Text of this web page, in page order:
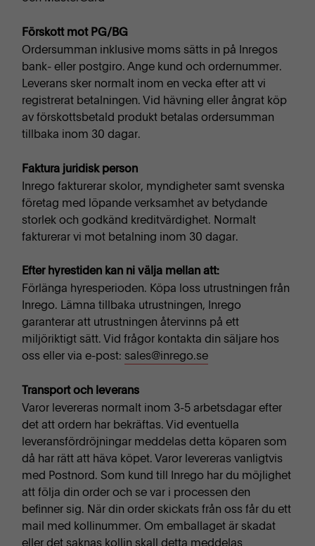
Förskott mot PG/BG
Ordersumman inklusive moms sätts in på Inregos
bank- eller postgiro. Ange kund och ordernummer.
Leverans sker normalt inom en vecka efter att vi
registrerat betalningen. Vid hävning eller ångrat köp
av förskottsbetald produkt betalas ordersumman
tillbaka inom 30 dagar.
Faktura juridisk person
Inrego fakturerar skolor, myndigheter samt svenska
företag med löpande verksamhet av betydande
storlek och godkänd kreditvärdighet. Normalt
fakturerar vi mot betalning inom 30 dagar.
Efter hyrestiden kan ni välja mellan att:
Förlänga hyresperioden. Köpa loss utrustningen från
Inrego. Lämna tillbaka utrustningen, Inrego
garanterar att utrustningen återvinns på ett
miljöriktigt sätt. Vid frågor kontakta din säljare hos
oss eller via e-post:sales@inrego.se
Transport och leverans
Varor levereras normalt inom 3-5 arbetsdagar efter
det att ordern har bekräftas. Vid eventuella
leveransfördröjningar meddelas detta köparen som
då har rätt att häva köpet. Varor levereras vanligtvis
med Postnord. Som kund till Inrego har du möjlighet
att följa din order och se var i processen den
befinner sig. När din order skickats från oss får du ett
mail med kollinummer. Om emballaget är skadat
eller det saknas kollin skall detta meddelas